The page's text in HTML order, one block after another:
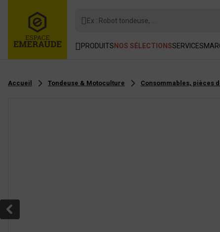
Ex : Robot tondeuse, ...
PRODUITS NOS SÉLECTIONSSERVICES
Accueil Tondeuse & Motoculture Consommables, pièces